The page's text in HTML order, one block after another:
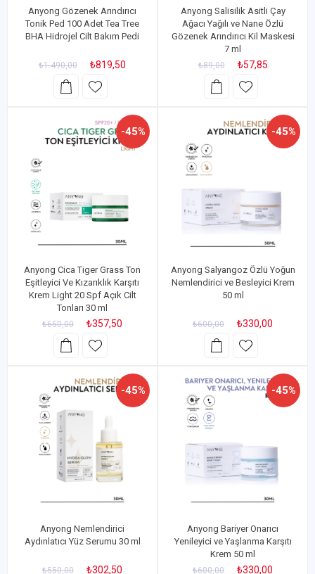
Anyong Gözenek Arındırıcı
Tonik Ped 100 Adet Tea Tree
BHA Hidrojel Cilt Bakım Pedi
₺1.490,00 ₺819,50
Anyong Salisilik Asitli Çay
Ağacı Yağılı ve Nane Özlü
Gözenek Arındırıcı Kil Maskesi
7 ml
₺89,00 ₺57,85
-45%
Anyong Cica Tiger Grass Ton
Eşitleyici Ve Kızarıklık Karşıtı
Krem Light 20 Spf Açık Cilt
Tonları 30 ml
₺650,00 ₺357,50
-45%
Anyong Salyangoz Özlü Yoğun
Nemlendirici ve Besleyici Krem
50 ml
₺600,00 ₺330,00
-45%
Anyong Nemlendirici
Aydınlatıcı Yüz Serumu 30 ml
₺550,00 ₺302,50
-45%
Anyong Bariyer Onarıcı
Yenileyici ve Yaşlanma Karşıtı
Krem 50 ml
₺600,00 ₺330,00